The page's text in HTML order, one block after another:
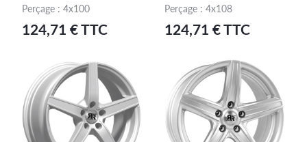
Perçage : 4x100
124,71 € TTC
Perçage : 4x108
124,71 € TTC